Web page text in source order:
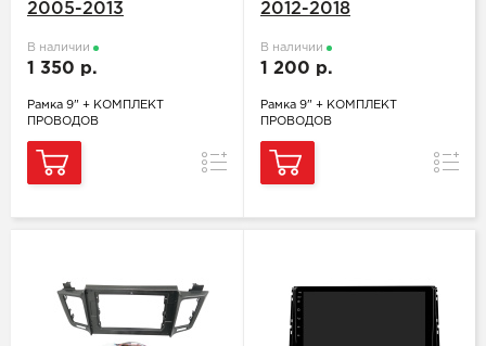
2005-2013
В наличии
1 350 р.
Рамка 9" + КОМПЛЕКТ
ПРОВОДОВ
Сравнение
2012-2018
В наличии
1 200 р.
Рамка 9" + КОМПЛЕКТ
ПРОВОДОВ